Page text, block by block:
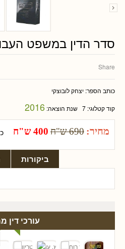
סדר הדין במשפט
Share
כותב הספר: יצחק לובוצקי
קוד קטלוגי: 7 שנת הוצאה: 2016
מחיר: 690 ש"ח 400 ש"ח
ביקורות
עורכי דין